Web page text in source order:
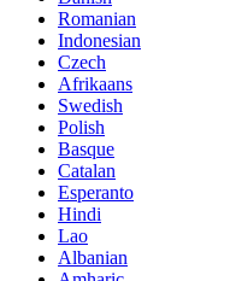
Romanian
Indonesian
Czech
Afrikaans
Swedish
Polish
Basque
Catalan
Esperanto
Hindi
Lao
Albanian